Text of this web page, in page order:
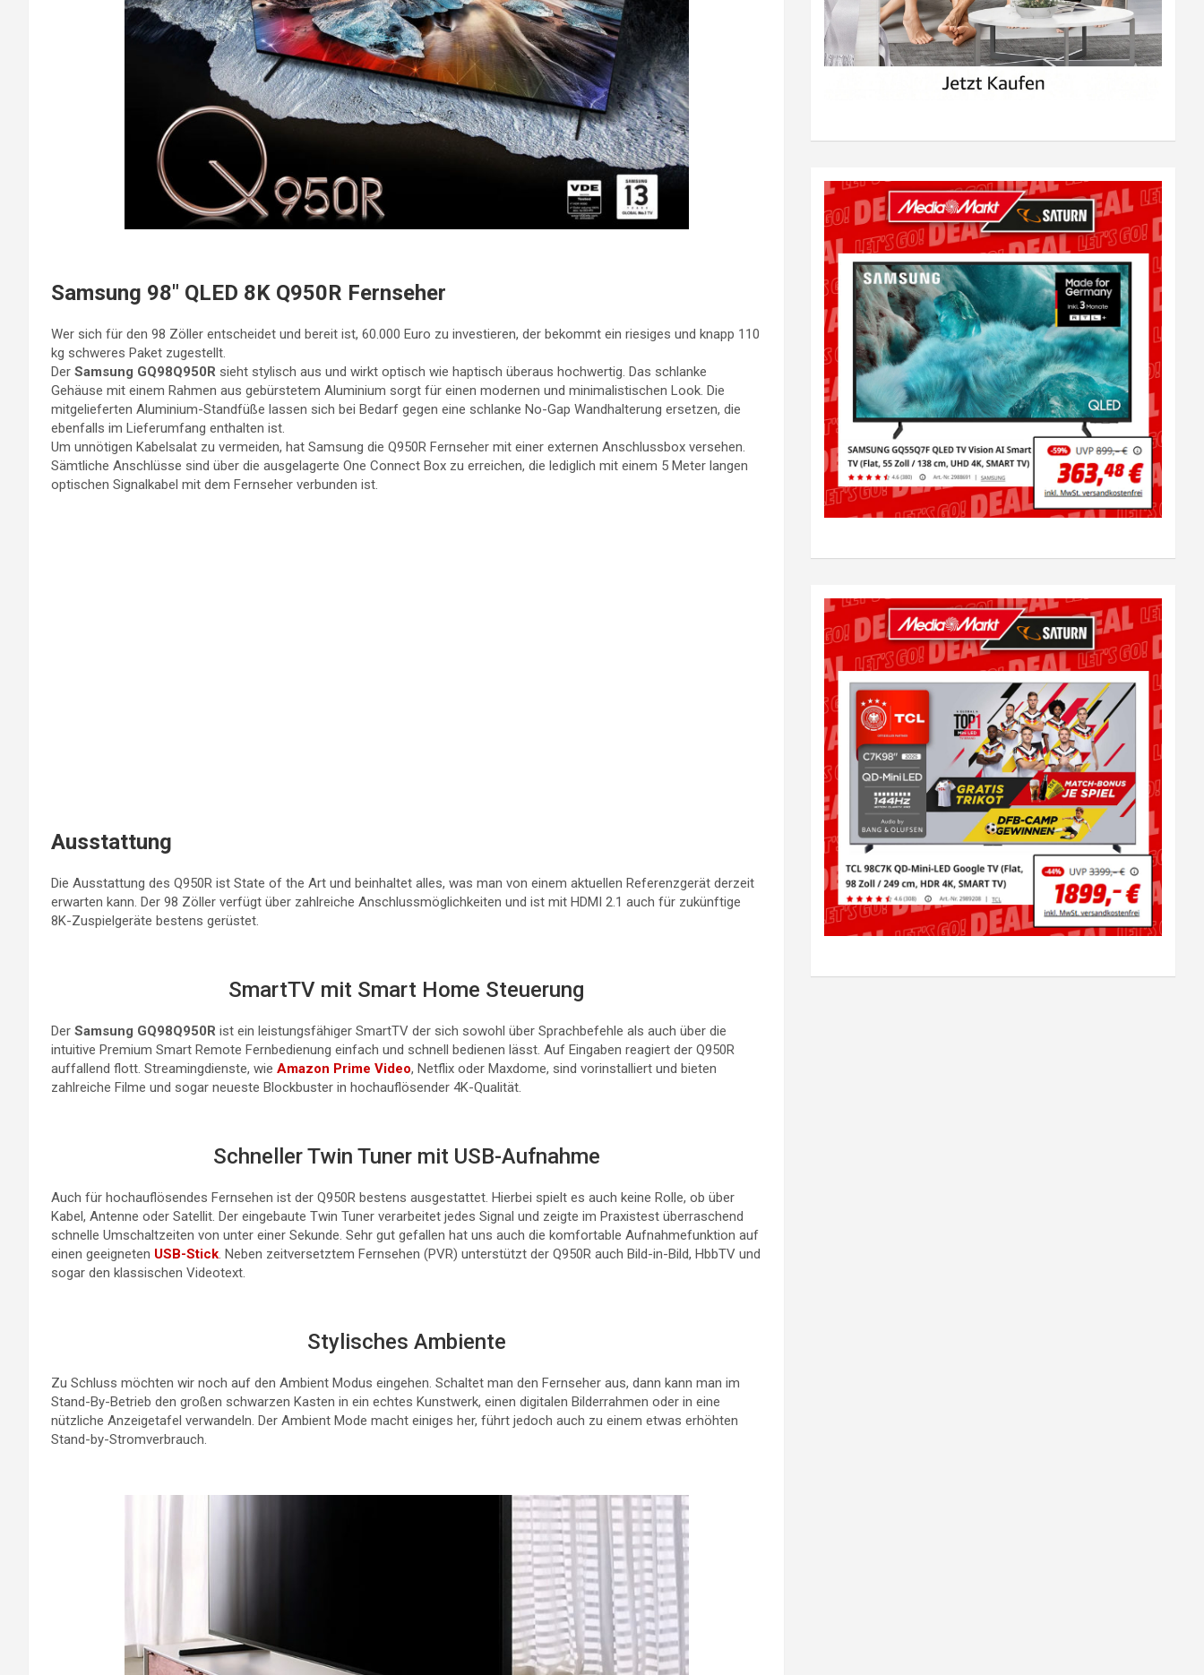
Samsung 98″ QLED 8K Q950R Fernseher
Wer sich für den 98 Zöller entscheidet und bereit ist, 60.000 Euro zu investieren, der bekommt ein riesiges und knapp 110
kg schweres Paket zugestellt.
Der Samsung GQ98Q950R sieht stylisch aus und wirkt optisch wie haptisch überaus hochwertig. Das schlanke
Gehäuse mit einem Rahmen aus gebürstetem Aluminium sorgt für einen modernen und minimalistischen Look. Die
mitgelieferten Aluminium-Standfüße lassen sich bei Bedarf gegen eine schlanke No-Gap Wandhalterung ersetzen, die
ebenfalls im Lieferumfang enthalten ist.
Um unnötigen Kabelsalat zu vermeiden, hat Samsung die Q950R Fernseher mit einer externen Anschlussbox versehen.
Sämtliche Anschlüsse sind über die ausgelagerte One Connect Box zu erreichen, die lediglich mit einem 5 Meter langen
optischen Signalkabel mit dem Fernseher verbunden ist.
Ausstattung
Die Ausstattung des Q950R ist State of the Art und beinhaltet alles, was man von einem aktuellen Referenzgerät derzeit
erwarten kann. Der 98 Zöller verfügt über zahlreiche Anschlussmöglichkeiten und ist mit HDMI 2.1 auch für zukünftige
8K-Zuspielgeräte bestens gerüstet.
SmartTV mit Smart Home Steuerung
Der Samsung GQ98Q950R ist ein leistungsfähiger SmartTV der sich sowohl über Sprachbefehle als auch über die
intuitive Premium Smart Remote Fernbedienung einfach und schnell bedienen lässt. Auf Eingaben reagiert der Q950R
auffallend flott. Streamingdienste, wie Amazon Prime Video, Netflix oder Maxdome, sind vorinstalliert und bieten
zahlreiche Filme und sogar neueste Blockbuster in hochauflösender 4K-Qualität.
Schneller Twin Tuner mit USB-Aufnahme
Auch für hochauflösendes Fernsehen ist der Q950R bestens ausgestattet. Hierbei spielt es auch keine Rolle, ob über
Kabel, Antenne oder Satellit. Der eingebaute Twin Tuner verarbeitet jedes Signal und zeigte im Praxistest überraschend
schnelle Umschaltzeiten von unter einer Sekunde. Sehr gut gefallen hat uns auch die komfortable Aufnahmefunktion auf
einen geeigneten USB-Stick. Neben zeitversetztem Fernsehen (PVR) unterstützt der Q950R auch Bild-in-Bild, HbbTV und
sogar den klassischen Videotext.
Stylisches Ambiente
Zu Schluss möchten wir noch auf den Ambient Modus eingehen. Schaltet man den Fernseher aus, dann kann man im
Stand-By-Betrieb den großen schwarzen Kasten in ein echtes Kunstwerk, einen digitalen Bilderrahmen oder in eine
nützliche Anzeigetafel verwandeln. Der Ambient Mode macht einiges her, führt jedoch auch zu einem etwas erhöhten
Stand-by-Stromverbrauch.